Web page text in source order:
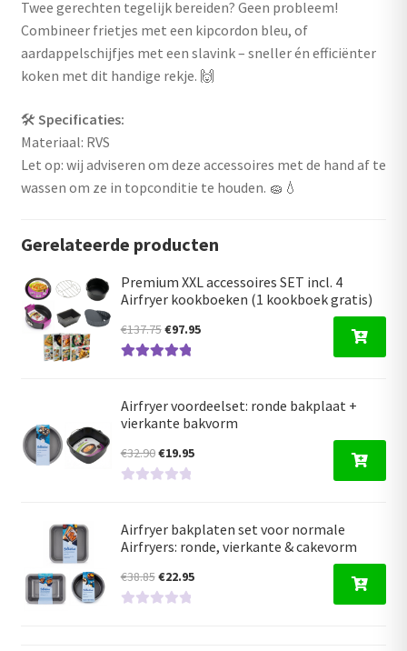
Twee gerechten tegelijk bereiden? Geen probleem!
Combineer frietjes met een kipcordon bleu, of
aardappelschijfjes met een slavink – sneller én efficiënter
koken met dit handige rekje. 🙌
🛠️ Specificaties:
Materiaal: RVS
Let op: wij adviseren om deze accessoires met de hand af te
wassen om ze in topconditie te houden. 🧽💧
Gerelateerde producten
Premium XXL accessoires SET incl. 4
Airfryer kookboeken (1 kookboek gratis)
€137.75Oorspronkelijke
prijs
€97.95Huidige
Airfryer voordeelset: ronde bakplaat +
vierkante bakvorm
€32.90Oorspronkelijke
prijs
€19.95Huidige
w
a
a
r
Airfryer bakplaten set voor normale
Airfryers: ronde, vierkante & cakevorm
€38.85Oorspronkelijke
prijs
€22.95Huidige